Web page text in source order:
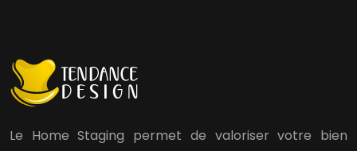
Le Home Staging permet de valoriser votre bien